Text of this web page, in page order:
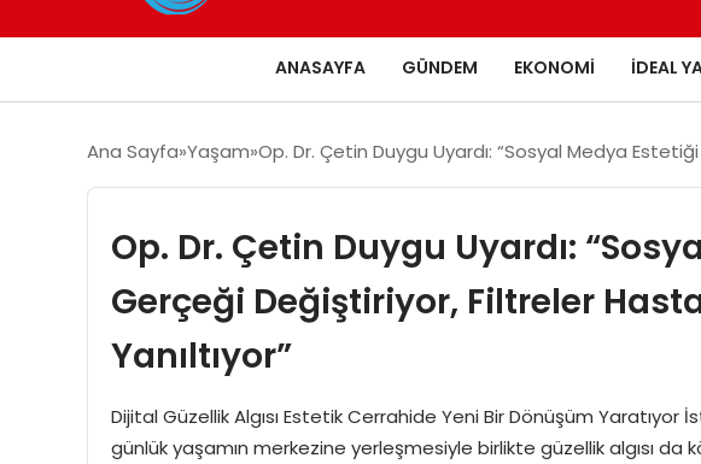
ANASAYFA GÜNDEM EKONOMI İDEAL
Ana Sayfa Yaşam Op. Dr. Çetin Duygu Uyardı: “Sosyal Medya
Op. Dr. Çetin Duygu Uyardı:
Gerçeği Değiştiriyor, Filtreler
Yanıltıyor”
Dijital Güzellik Algısı Estetik Cerrahide Yeni Bir Dönüşüm
günlük yaşamın merkezine yerleşmesiyle birlikte güzellik algısı